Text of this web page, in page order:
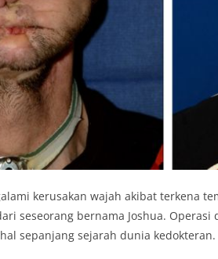
kerusakan wajah akibat terkena
seseorang bernama Joshua.
sepanjang sejarah dunia kedokteran.